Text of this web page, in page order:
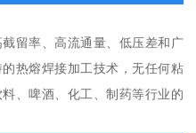
留率、高流通量、低压差和广
热熔焊接加工技术，无任何粘
、啤酒、化工、制药等行业的